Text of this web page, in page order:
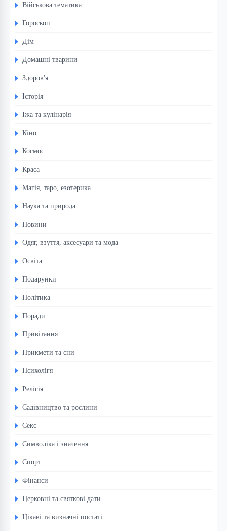
Військова тематика
Гороскоп
Дім
Домашні тварини
Здоров'я
Історія
Їжа та кулінарія
Кіно
Космос
Краса
Магія, таро, езотерика
Наука та природа
Новини
Одяг, взуття, аксесуари та мода
Освіта
Подарунки
Політика
Поради
Привітання
Прикмети та сни
Психолігя
Релігія
Садівництво та рослини
Секс
Символіка і значення
Спорт
Фінанси
Церковні та святкові дати
Цікаві та визначні постаті